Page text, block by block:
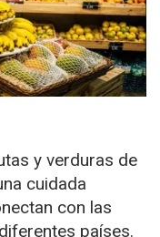
y verduras de
cuidada
con las
países.